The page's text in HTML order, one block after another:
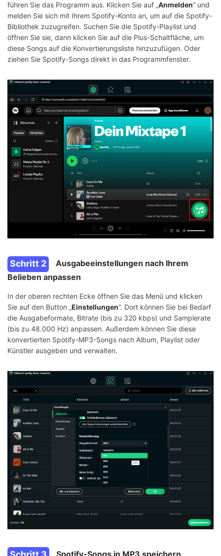
führen Sie das Programm aus. Klicken Sie auf „Anmelden“ und
melden Sie sich mit Ihrem Spotify-Konto an, um auf die Spotify-
Bibliothek zuzugreifen. Suchen Sie die Spotify-Playlist und
öffnen Sie sie, dann klicken Sie auf die Plus-Schaltfläche, um
diese Songs auf die Konvertierungsliste hinzuzufügen. Oder
ziehen Sie Spotify-Songs direkt in das Programmfenster.
Schritt 2
Ausgabeeinstellungen nach Ihrem
Belieben anpassen
In der oberen rechten Ecke öffnen Sie das Menü und klicken
Sie auf den Button „Einstellungen“. Dort können Sie bei Bedarf
die Ausgabeformate, Bitrate (bis zu 320 kbps) und Samplerate
(bis zu 48.000 Hz) anpassen. Außerdem können Sie diese
konvertierten Spotify-MP3-Songs nach Album, Playlist oder
Künstler ausgeben und verwalten.